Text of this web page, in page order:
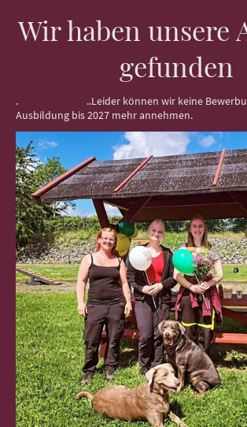
Wir haben unsere
gefunden
. ..Leider können wir keine
Ausbildung bis 2027 mehr annehmen.